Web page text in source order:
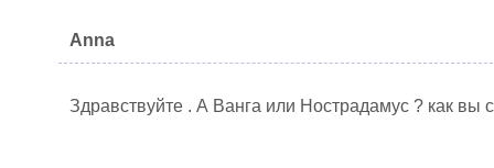
Anna
Здравствуйте . А Ванга или Нострадамус ? как вы